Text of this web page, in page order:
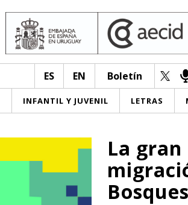
ES EN Boletín
INFANTIL Y JUVENIL LETRAS
La gran
Bosques